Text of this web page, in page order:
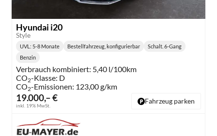
Hyundai i20
Style
19.000,– €
inkl. 19% MwSt.
UVL : 5-8 Monate Bestellfahrzeug, konfigurierbar
Getriebe:
Schalt. 6-Gang
Benzin
Verbrauch kombiniert: 5,40 l/100km
CO2-Klasse: D
CO2-Emissionen: 123,00 g/km
Fahrzeug parken